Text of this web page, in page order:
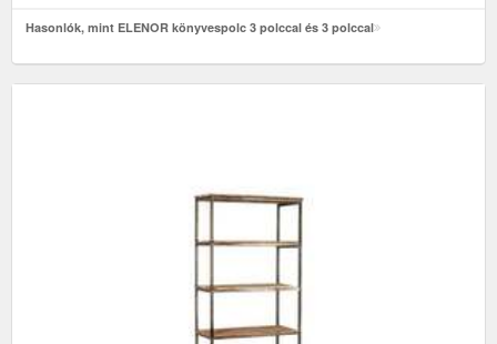
Hasonlók, mint ELENOR könyvespolc 3 polccal és 3 polccal